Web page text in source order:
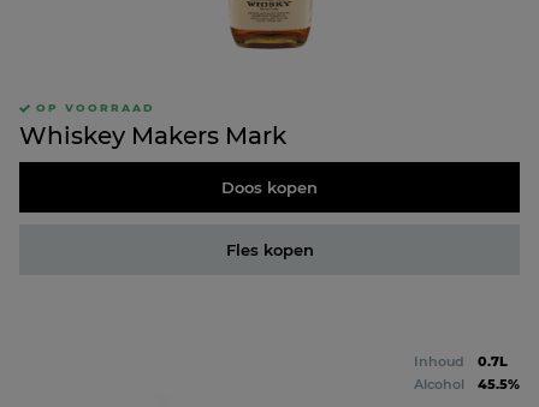
OP VOORRAAD
Whiskey Makers Mark
Doos kopen
Fles kopen
Inhoud
0.7L
Alcohol
45.5%